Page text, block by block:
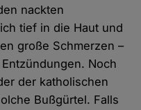
nackten
tief in die Haut und
große Schmerzen –
Noch
der katholischen
Bußgürtel. Falls